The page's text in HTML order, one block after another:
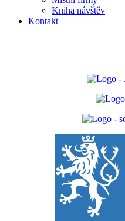
Kniha návštěv
Kontakt